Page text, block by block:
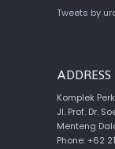
Tweets by
ADDRESS
Komplek
Jl. Prof. Dr.
Menteng
Phone: +62